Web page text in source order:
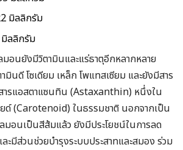
มิลลิกรัม
มิลลิกรัม
อนยังมีวิตามินและแร่ธาตุอีกหลากหลาย
นดี โซเดียม เหล็ก โพแทสเซียม และยังมีสาร
ารแอสตาแซนทิน (Astaxanthin) หนึ่งใน
ด์ (Carotenoid) ในธรรมชาติ นอกจากเป็น
มอนเป็นสีส้มแล้ว ยังมีประโยชน์ในการลด
ละมีส่วนช่วยบำรุงระบบประสาทและสมอง ร่วม